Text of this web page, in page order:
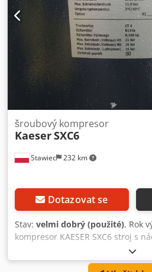
Stawiec 232 km
šroubový kompresor
KaeserSXC6
Dotazovat se
Stav: velmi dobrý (použité), Rok
kompresor KAESER SXC6 stroj s
po servisu Dedpfxjymzhno Apwskr